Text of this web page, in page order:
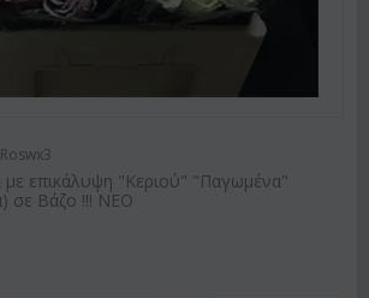
Roswx3
με επικάλυψη "Κεριού" "Παγωμένα"
σε Βάζο !!! ΝΕΟ